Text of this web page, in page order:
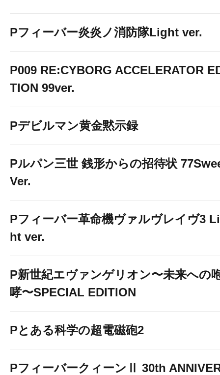
Pフィーバー炎炎ノ消防隊Light ver.
P009 RE:CYBORG ACCELERATOR
TION 99ver.
Pデビルマン黄金黙示録
Pルパン三世 銭形からの招待状
Ver.
Pフィーバー革命機ヴァルヴレイヴ3
ht ver.
P新世紀エヴァンゲリオン〜未来への
哮〜SPECIAL EDITION
Pとある科学の超電磁砲2
PフィーバークィーンⅡ 30th